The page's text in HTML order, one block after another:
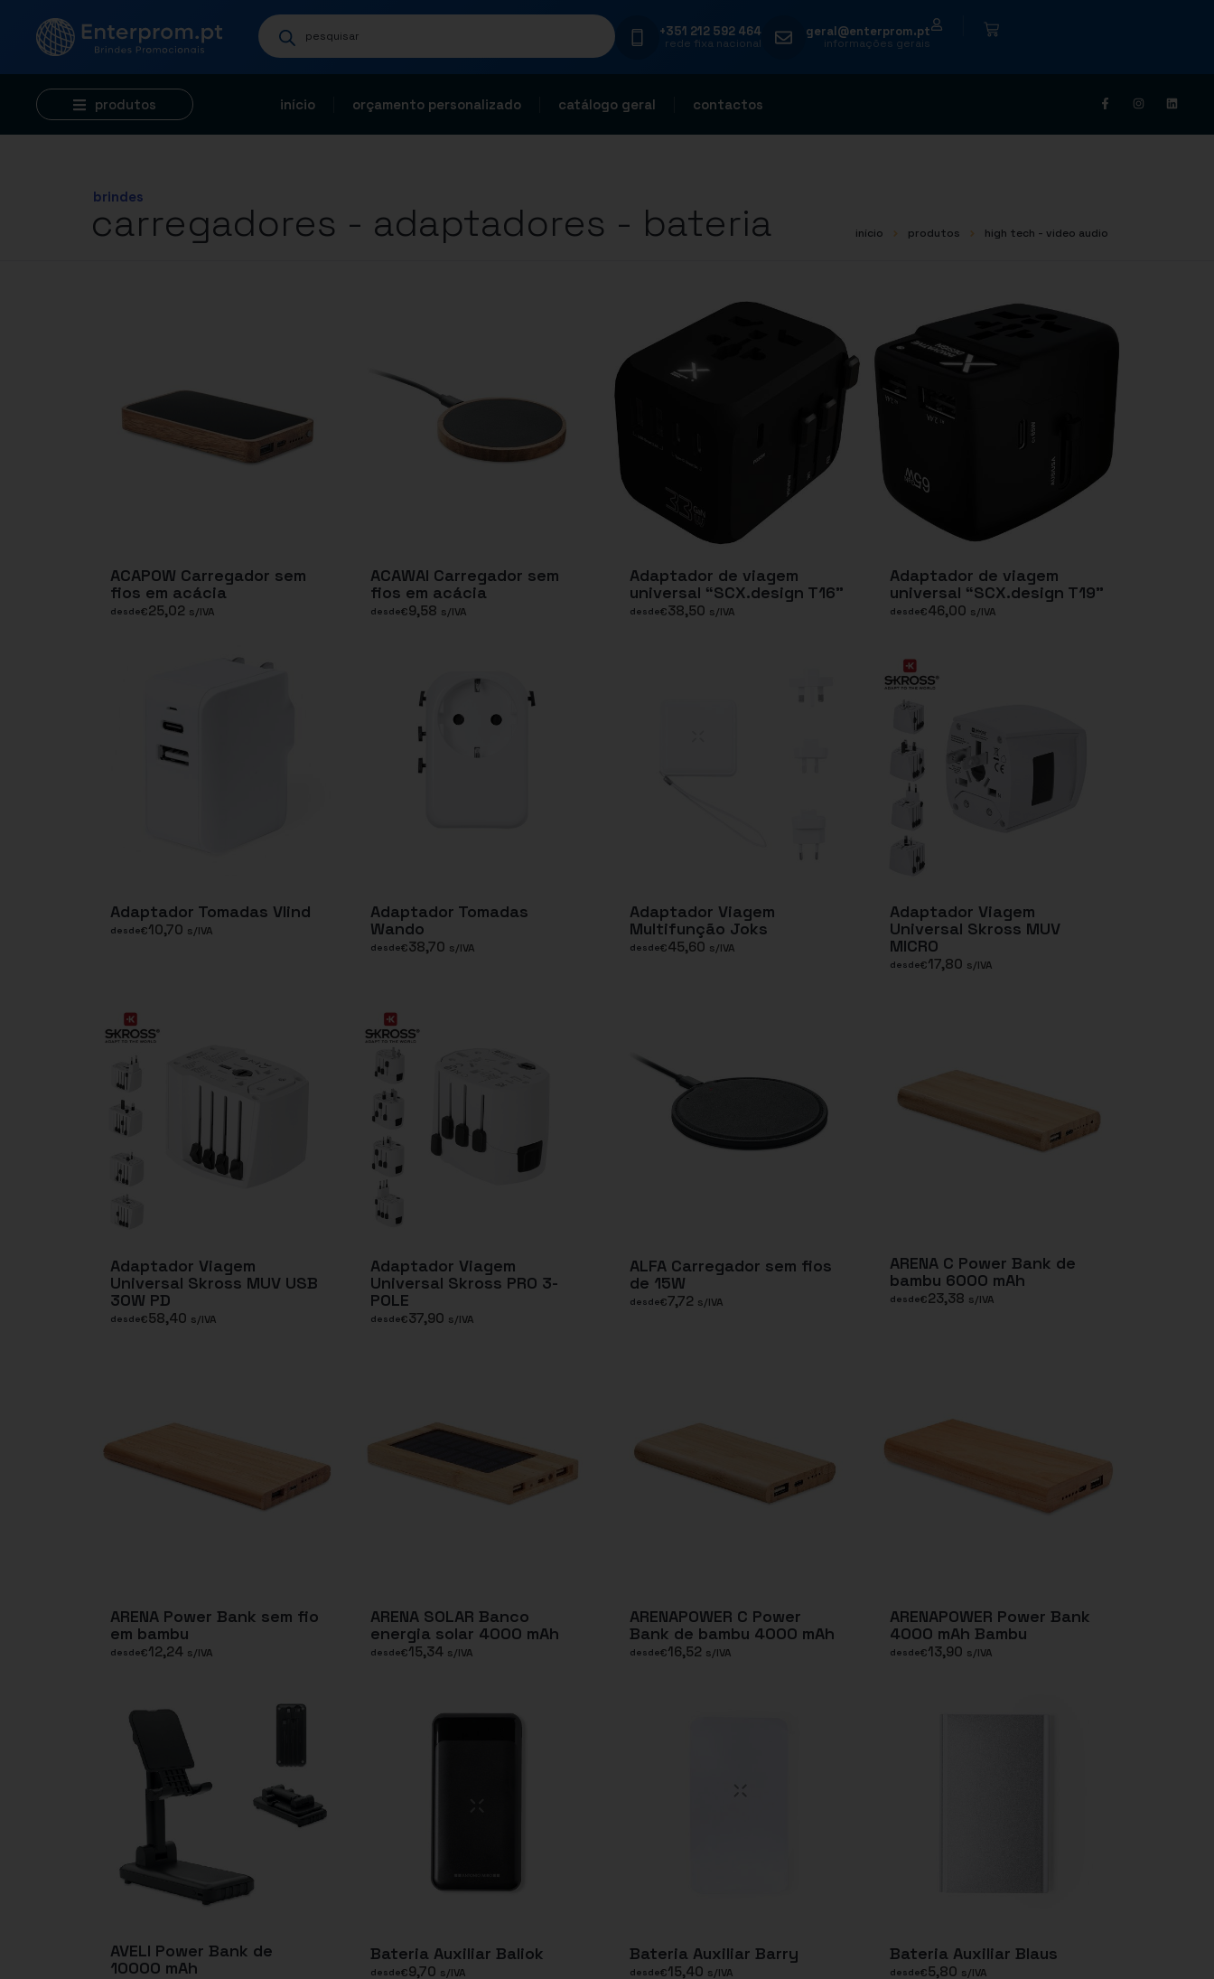
+351 212 592 464
rede fixa nacional
geral@enterprom.pt
informações gerais
produtos início orçamento personalizado catálogo geral contactos
brindes
carregadores - adaptadores - bateria início produtos high tech - video audio
ACAPOW Carregador sem
fios em acácia
desde€25,02 s/IVA
ACAWAI Carregador sem
fios em acácia
desde€9,58 s/IVA
Adaptador de viagem
universal “SCX.design T16”
desde€38,50 s/IVA
Adaptador de viagem
universal “SCX.design T19”
desde€46,00 s/IVA
Adaptador Tomadas Vlind
desde€10,70 s/IVA
Adaptador Tomadas
Wando
desde€38,70 s/IVA
Adaptador Viagem
Multifunção Joks
desde€45,60 s/IVA
Adaptador Viagem
Universal Skross MUV
MICRO
desde€17,80 s/IVA
Adaptador Viagem
Universal Skross MUV USB
30W PD
desde€58,40 s/IVA
Adaptador Viagem
Universal Skross PRO 3-
POLE
desde€37,90 s/IVA
ALFA Carregador sem fios
de 15W
desde€7,72 s/IVA
ARENA C Power Bank de
bambu 6000 mAh
desde€23,38 s/IVA
ARENA Power Bank sem fio
em bambu
desde€12,24 s/IVA
ARENA SOLAR Banco
energia solar 4000 mAh
desde€15,34 s/IVA
ARENAPOWER C Power
Bank de bambu 4000 mAh
desde€16,52 s/IVA
ARENAPOWER Power Bank
4000 mAh Bambu
desde€13,90 s/IVA
AVELI Power Bank de
10000 mAh
Bateria Auxiliar Baliok
desde€9,70 s/IVA
Bateria Auxiliar Barry
desde€15,40 s/IVA
Bateria Auxiliar Blaus
desde€5,80 s/IVA